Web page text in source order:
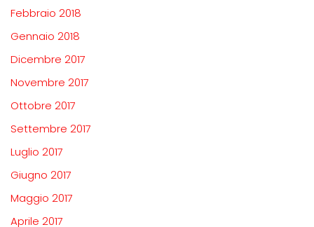
Febbraio 2018
Gennaio 2018
Dicembre 2017
Novembre 2017
Ottobre 2017
Settembre 2017
Luglio 2017
Giugno 2017
Maggio 2017
Aprile 2017